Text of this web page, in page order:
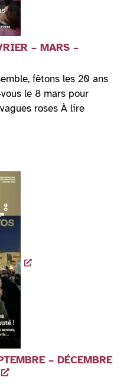
– MARS –
fêtons les 20 ans
le 8 mars pour
roses À lire
– DÉCEMBRE